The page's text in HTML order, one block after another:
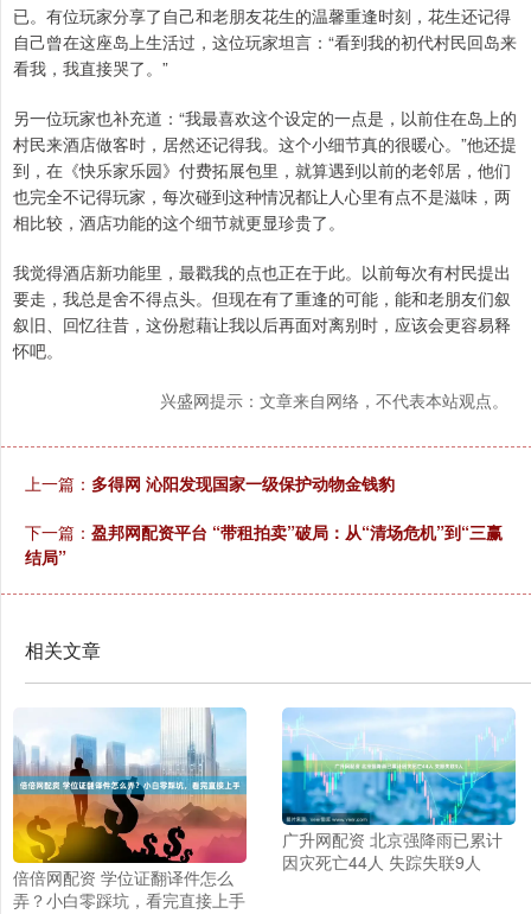
已。有位玩家分享了自己和老朋友花生的温馨重逢时刻，花生还记得
自己曾在这座岛上生活过，这位玩家坦言：“看到我的初代村民回岛来
看我，我直接哭了。”
另一位玩家也补充道：“我最喜欢这个设定的一点是，以前住在岛上的
村民来酒店做客时，居然还记得我。这个小细节真的很暖心。”他还提
到，在《快乐家乐园》付费拓展包里，就算遇到以前的老邻居，他们
也完全不记得玩家，每次碰到这种情况都让人心里有点不是滋味，两
相比较，酒店功能的这个细节就更显珍贵了。
我觉得酒店新功能里，最戳我的点也正在于此。以前每次有村民提出
要走，我总是舍不得点头。但现在有了重逢的可能，能和老朋友们叙
叙旧、回忆往昔，这份慰藉让我以后再面对离别时，应该会更容易释
怀吧。
兴盛网提示：文章来自网络，不代表本站观点。
上一篇： 多得网 沁阳发现国家一级保护动物金钱豹
下一篇： 盈邦网配资平台 “带租拍卖”破局：从“清场危机”到“三赢
结局”
相关文章
倍倍网配资 学位证翻译件怎么
弄？小白零踩坑，看完直接上手
广升网配资 北京强降雨已累计
因灾死亡44人 失踪失联9人